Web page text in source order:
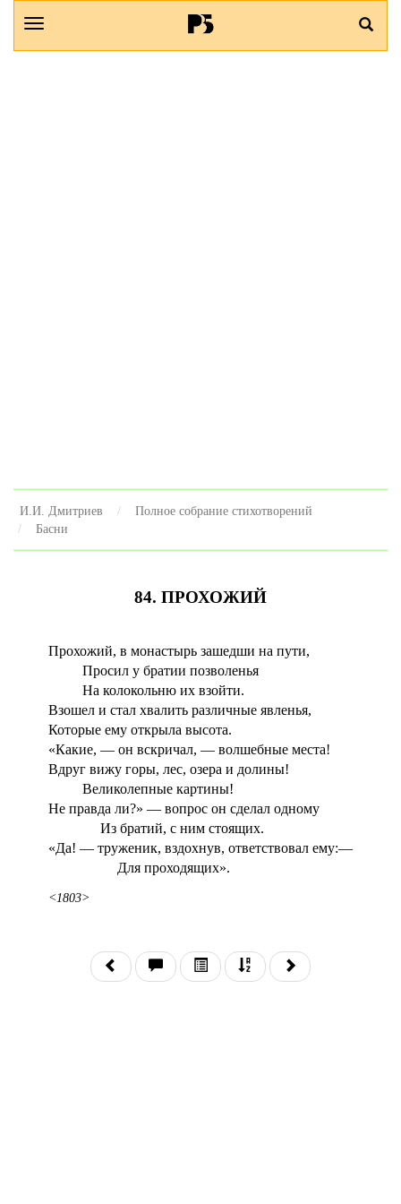
И.И. Дмитриев
Полное собрание стихотворений
Басни
84. ПРОХОЖИЙ
Прохожий, в монастырь зашедши на пути,
Просил у братии позволенья
На колокольню их взойти.
Взошел и стал хвалить различные явленья,
Которые ему открыла высота.
«Какие, — он вскричал, — волшебные места!
Вдруг вижу горы, лес, озера и долины!
Великолепные картины!
Не правда ли?» — вопрос он сделал одному
Из братий, с ним стоящих.
«Да! — труженик, вздохнув, ответствовал ему:—
Для проходящих».
<1803>